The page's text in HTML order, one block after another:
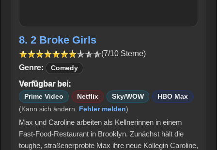
8. 2 Broke Girls
(7/10 Sterne)
Genre:
Comedy
Verfügbar bei:
Prime Video Netflix Sky/WOW
HBO Max
(Kann sich ändern. Fehler melden)
Max und Caroline arbeiten als Kellnerinnen in einem
Fast-Food-Restaurant in Brooklyn. Zunächst hält die
toughe, straßenerprobte Max ihre neue Kollegin Caroline,